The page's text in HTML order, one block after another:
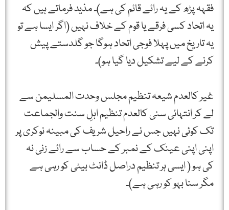
فقہہ پڑھ کے یہ رائے قائم کی ہے)۔ مذید فرماتے ہیں کہ
یہ اتحاد کسی فرقے یا قوم کے خلاف نہیں (اگر ایسا ہے تو
یہ تاریخ میں پہلا فوجی اتحاد ہوگا جو گلدستے پیش
کرنے کے لیے تشکیل دیا گیا ہو)۔
غیر کالعدم شیعہ تنظیم مجلس وحدت المسلیمن سے
لے کر انتہائی سنی کالعدم تنظیم اہلِ سنت والجماعت
تک کوئی نہیں جس نے راحیل شریف کی مبینہ نوکری پر
اپنی اپنی عینک کے نمبر کے حساب سے رائے زنی نہ
کی ہو ( ایسی ہر تنظیم دراصل ڈانٹ بیٹی کو رہی ہے
مگر سنا بہو کو رہی ہے)۔